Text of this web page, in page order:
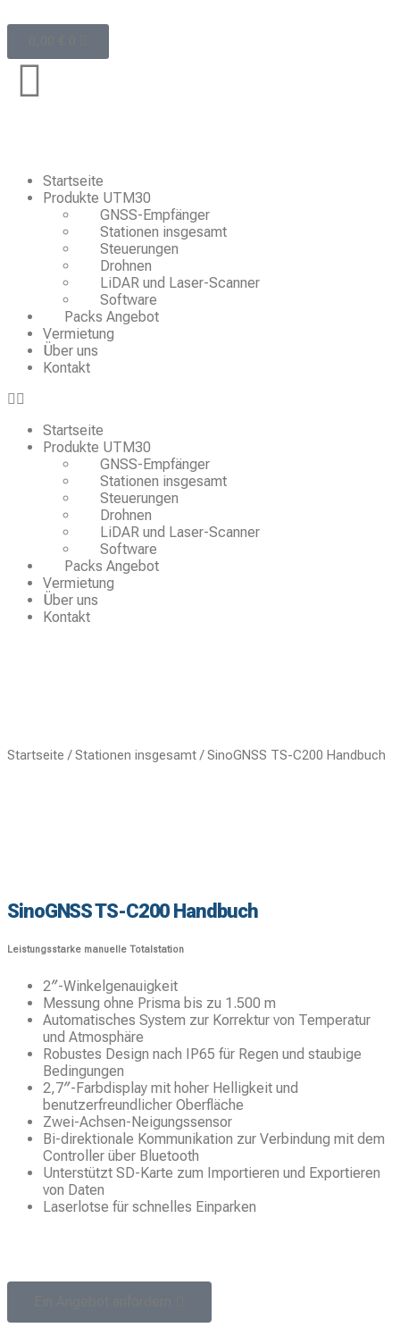
Startseite
Produkte UTM30
GNSS-Empfänger
Stationen insgesamt
Steuerungen
Drohnen
LiDAR und Laser-Scanner
Software
Packs Angebot
Vermietung
Über uns
Kontakt
Startseite
Produkte UTM30
GNSS-Empfänger
Stationen insgesamt
Steuerungen
Drohnen
LiDAR und Laser-Scanner
Software
Packs Angebot
Vermietung
Über uns
Kontakt
Startseite /Stationen insgesamt/ SinoGNSS TS-C200 Handbuch
SinoGNSS TS-C200 Handbuch
Leistungsstarke manuelle Totalstation
2″-Winkelgenauigkeit
Messung ohne Prisma bis zu 1.500 m
Automatisches System zur Korrektur von Temperatur
und Atmosphäre
Robustes Design nach IP65 für Regen und staubige
Bedingungen
2,7″-Farbdisplay mit hoher Helligkeit und
benutzerfreundlicher Oberfläche
Zwei-Achsen-Neigungssensor
Bi-direktionale Kommunikation zur Verbindung mit dem
Controller über Bluetooth
Unterstützt SD-Karte zum Importieren und Exportieren
von Daten
Laserlotse für schnelles Einparken